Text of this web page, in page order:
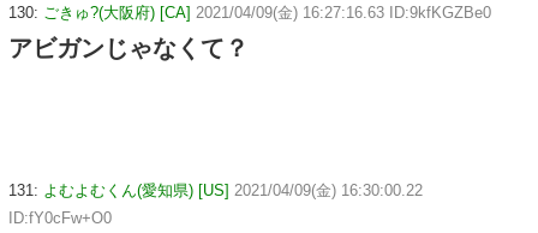
130: ごきゅ?(大阪府) [CA] 2021/04/09(金) 16:27:16.63 ID:9kfKGZBe0
アビガンじゃなくて？
131: よむよむくん(愛知県) [US] 2021/04/09(金) 16:30:00.22
ID:fY0cFw+O0